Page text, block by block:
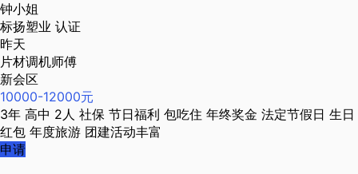
钟小姐
标扬塑业 认证
昨天
片材调机师傅
新会区
10000-12000元
3年 高中 2人 社保 节日福利 包吃住 年终奖金 法定节假日 生日
红包 年度旅游 团建活动丰富
申请